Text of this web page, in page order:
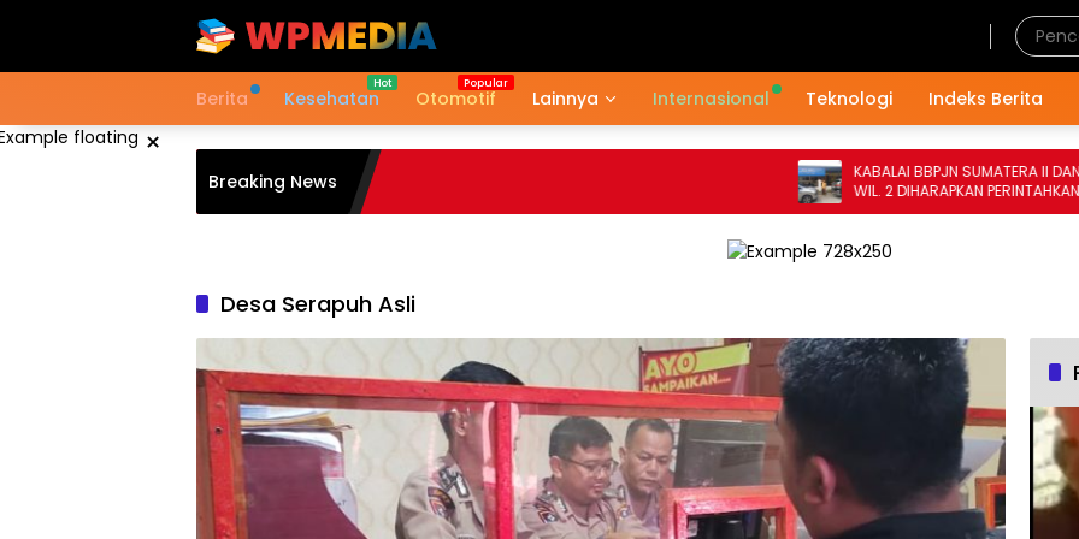
Berita Kesehatan Otomotif Lainnya Internasional Teknologi Indeks Berita
×
Breaking News
KABALAI BBPJN SUMATERA II DAN
WIL. 2 DIHARAPKAN PERINTAHKAN PPK-
MEMPERBAIKI DRAINASE DI RUAS JALAN
2024
Desa Serapuh Asli